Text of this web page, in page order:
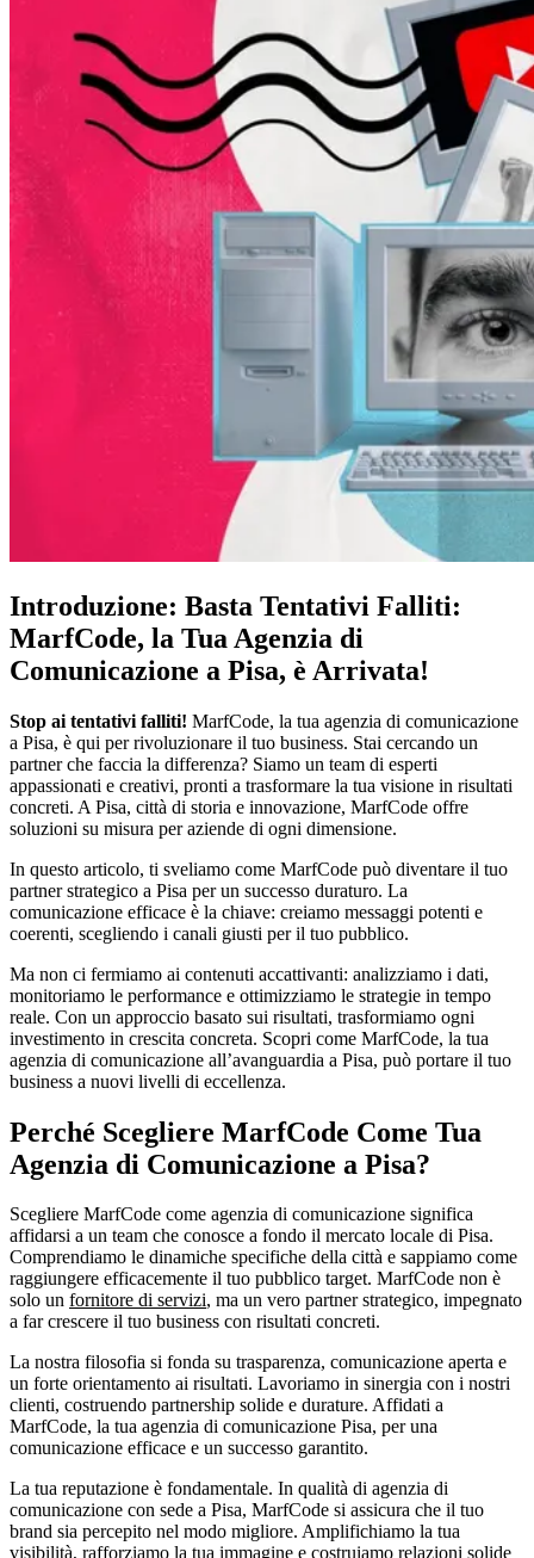
Introduzione: Basta Tentativi Falliti:
MarfCode, la Tua Agenzia di
Comunicazione a Pisa, è Arrivata!
Stop ai tentativi falliti! MarfCode, la tua agenzia di comunicazione
a Pisa, è qui per rivoluzionare il tuo business. Stai cercando un
partner che faccia la differenza? Siamo un team di esperti
appassionati e creativi, pronti a trasformare la tua visione in risultati
concreti. A Pisa, città di storia e innovazione, MarfCode offre
soluzioni su misura per aziende di ogni dimensione.
In questo articolo, ti sveliamo come MarfCode può diventare il tuo
partner strategico a Pisa per un successo duraturo. La
comunicazione efficace è la chiave: creiamo messaggi potenti e
coerenti, scegliendo i canali giusti per il tuo pubblico.
Ma non ci fermiamo ai contenuti accattivanti: analizziamo i dati,
monitoriamo le performance e ottimizziamo le strategie in tempo
reale. Con un approccio basato sui risultati, trasformiamo ogni
investimento in crescita concreta. Scopri come MarfCode, la tua
agenzia di comunicazione all’avanguardia a Pisa, può portare il tuo
business a nuovi livelli di eccellenza.
Perché Scegliere MarfCode Come Tua
Agenzia di Comunicazione a Pisa?
Scegliere MarfCode come agenzia di comunicazione significa
affidarsi a un team che conosce a fondo il mercato locale di Pisa.
Comprendiamo le dinamiche specifiche della città e sappiamo come
raggiungere efficacemente il tuo pubblico target. MarfCode non è
solo un fornitore di servizi, ma un vero partner strategico, impegnato
a far crescere il tuo business con risultati concreti.
La nostra filosofia si fonda su trasparenza, comunicazione aperta e
un forte orientamento ai risultati. Lavoriamo in sinergia con i nostri
clienti, costruendo partnership solide e durature. Affidati a
MarfCode, la tua agenzia di comunicazione Pisa, per una
comunicazione efficace e un successo garantito.
La tua reputazione è fondamentale. In qualità di agenzia di
comunicazione con sede a Pisa, MarfCode si assicura che il tuo
brand sia percepito nel modo migliore. Amplifichiamo la tua
visibilità, rafforziamo la tua immagine e costruiamo relazioni solide